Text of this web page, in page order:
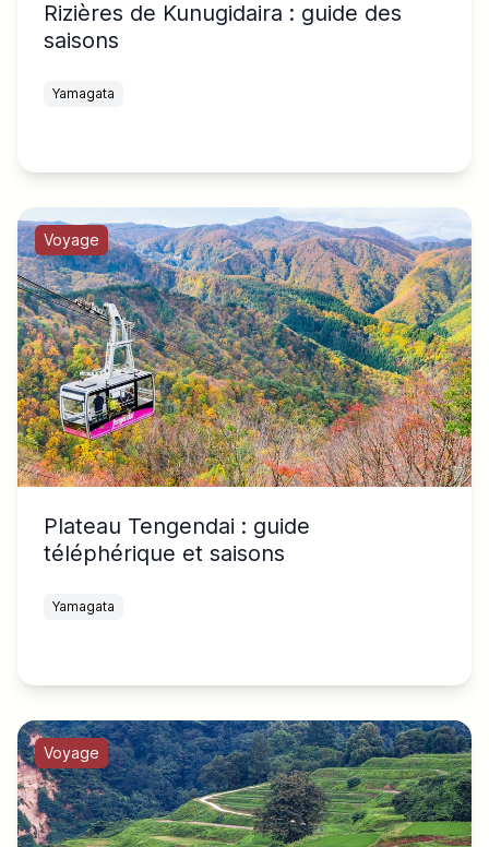
Rizières de Kunugidaira : guide des
saisons
Yamagata
Voyage
Plateau Tengendai : guide
téléphérique et saisons
Yamagata
Voyage